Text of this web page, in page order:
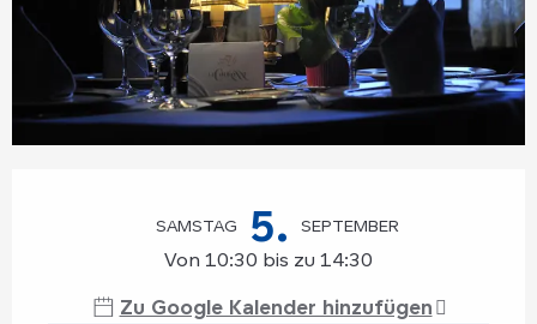
SAMSTAG 5. SEPTEMBER
Von 10:30 bis zu 14:30
Zu Google Kalender hinzufügen